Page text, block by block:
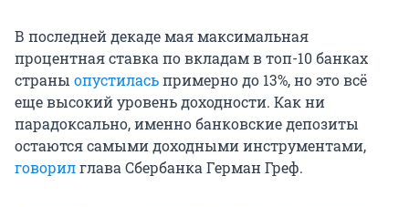
В последней декаде мая максимальная
процентная ставка по вкладам в топ-10 банках
страны опустиласьпримерно до 13%, но это всё
еще высокий уровень доходности. Как ни
парадоксально, именно банковские депозиты
остаются самыми доходными инструментами,
говорилглава Сбербанка Герман Греф.